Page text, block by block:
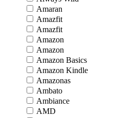
Amaran
Amazfit
Amazfit
Amazon
Amazon
Amazon Basics
Amazon Kindle
Amazonas
Ambato
Ambiance
AMD